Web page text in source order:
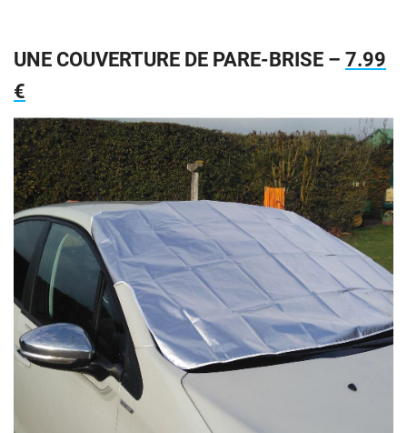
UNE COUVERTURE DE PARE-BRISE – 7.99
€